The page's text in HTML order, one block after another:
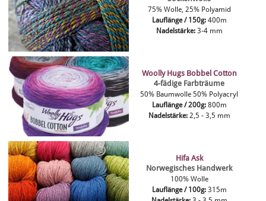
75% Wolle, 25% Polyamid
Lauflänge / 150g: 400m
Nadelstärke: 3-4 mm
Woolly Hugs Bobbel Cotton
4-fädige Farbträume
50% Baumwolle 50% Polyacryl
Lauflänge / 200g: 800m
Nadelstärke: 2,5 - 3,5 mm
Hifa Ask
Norwegisches Handwerk
100% Wolle
Lauflänge / 100g: 315m